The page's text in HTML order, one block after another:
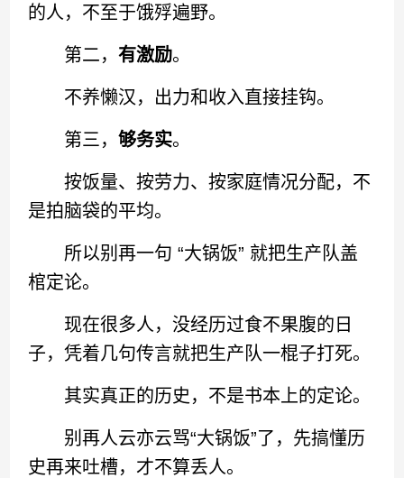
的人，不至于饿殍遍野。
第二，有激励。
不养懒汉，出力和收入直接挂钩。
第三，够务实。
按饭量、按劳力、按家庭情况分配，不
是拍脑袋的平均。
所以别再一句 “大锅饭” 就把生产队盖
棺定论。
现在很多人，没经历过食不果腹的日
子，凭着几句传言就把生产队一棍子打死。
其实真正的历史，不是书本上的定论。
别再人云亦云骂“大锅饭”了，先搞懂历
史再来吐槽，才不算丢人。